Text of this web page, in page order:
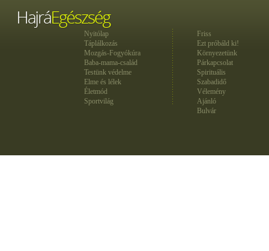
Nyitólap
Táplálkozás
Mozgás-Fogyókúra
Baba-mama-család
Testünk védelme
Elme és lélek
Életmód
Sportvilág
Friss
Ezt próbáld ki!
Környezetünk
Párkapcsolat
Spirituális
Szabadidő
Vélemény
Ajánló
Bulvár